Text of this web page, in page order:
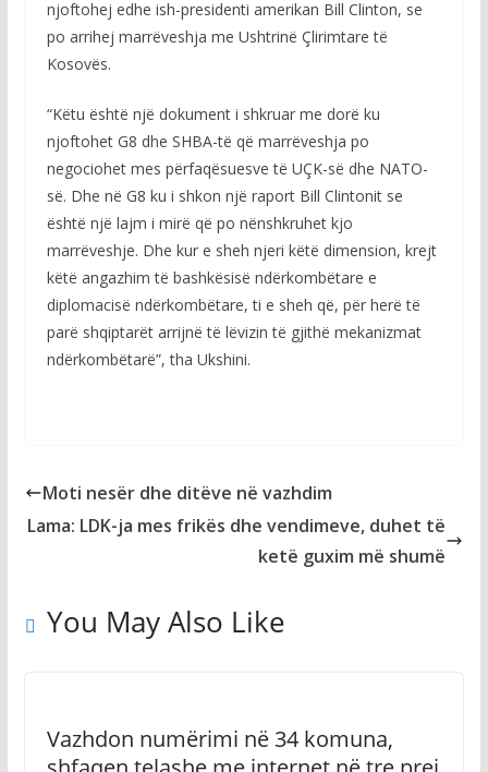
njoftohej edhe ish-presidenti amerikan Bill Clinton, se
po arrihej marrëveshja me Ushtrinë Çlirimtare të
Kosovës.
“Këtu është një dokument i shkruar me dorë ku
njoftohet G8 dhe SHBA-të që marrëveshja po
negociohet mes përfaqësuesve të UÇK-së dhe NATO-
së. Dhe në G8 ku i shkon një raport Bill Clintonit se
është një lajm i mirë që po nënshkruhet kjo
marrëveshje. Dhe kur e sheh njeri këtë dimension, krejt
këtë angazhim të bashkësisë ndërkombëtare e
diplomacisë ndërkombëtare, ti e sheh që, për herë të
parë shqiptarët arrijnë të lëvizin të gjithë mekanizmat
ndërkombëtarë”, tha Ukshini.
Moti nesër dhe ditëve në vazhdim
Lama: LDK-ja mes frikës dhe vendimeve, duhet të
ketë guxim më shumë
You May Also Like
Vazhdon numërimi në 34 komuna,